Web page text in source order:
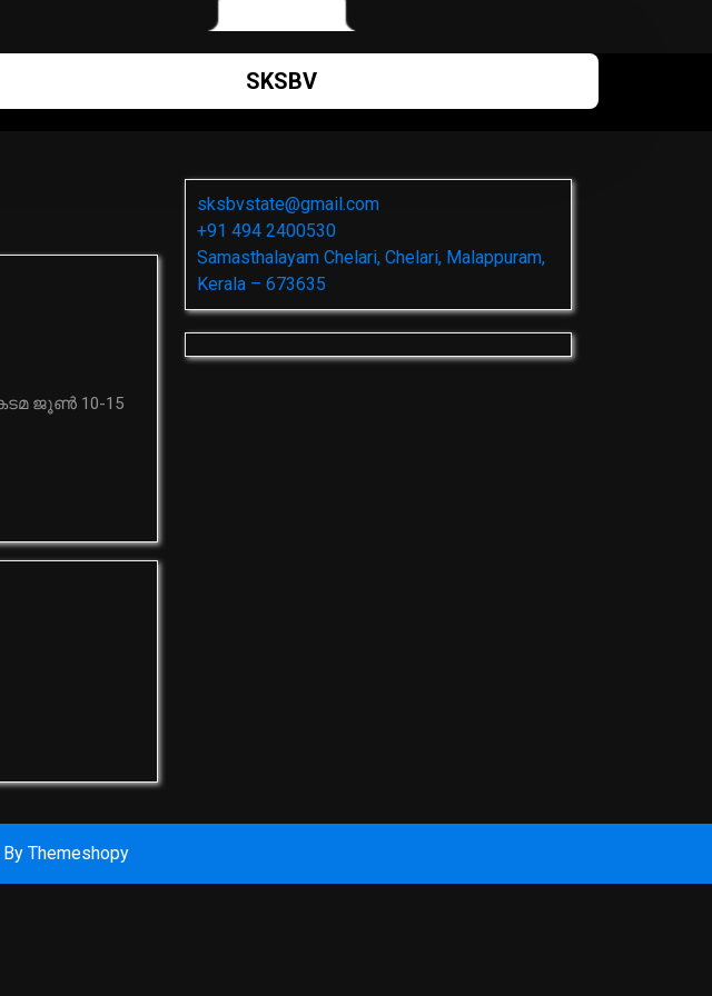
SKSBV
sksbvstate@gmail.com
+91 494 2400530
Samasthalayam Chelari, Chelari, Malappuram,
Kerala – 673635
By Themeshopy